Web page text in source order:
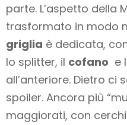
parte. L’aspetto della
trasformato in modo
griglia è dedicata,
lo splitter, il cofano e
all’anteriore. Dietro ci
spoiler. Ancora più
maggiorati, con